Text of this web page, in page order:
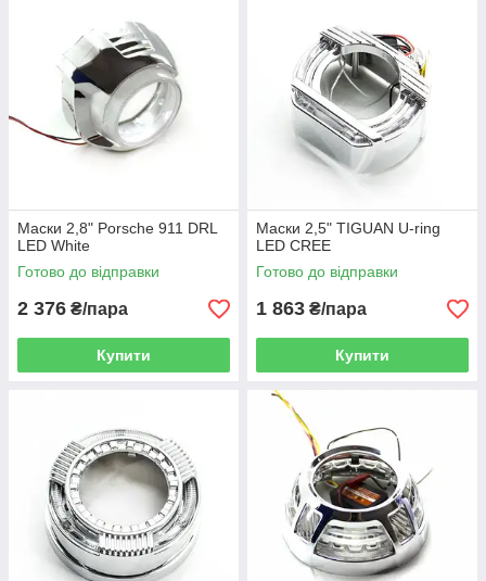
Маски 2,8" Porsсhe 911 DRL
LED White
Готово до відправки
2 376 ₴/пара
Купити
Маски 2,5" TIGUAN U-ring
LED CREE
Готово до відправки
1 863 ₴/пара
Купити